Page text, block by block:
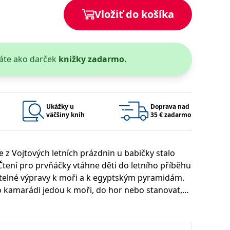
Vložiť do košíka
ako darček knižky zadarmo.
Ukážky u
väčšiny kníh
Doprava nad
35 € zadarmo
Vojtových letních prázdnin u babičky stalo
pro prvňáčky vtáhne děti do letního příběhu
výpravy k moři a k egyptským pyramidám.
jedou k moři, do hor nebo stanovat,
u babičky na vsi najde kamarád. Vojta se dá
možné podávat platné zprávy o používání jejich webových
k udržování proměnných relací uživatelů. Obvykle se
příkladem je udržování přihlášeného stavu uživatele mezi
které systém přijímá, a zajištění souladu a přizpůsobivosti
Platnosť končí
Google Privacy Policy